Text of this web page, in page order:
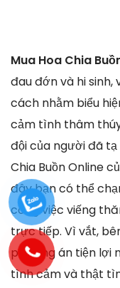
Mua Hoa Chia
đau đớn và hi sinh,
cách nhằm biểu
cảm tình thâm
đội của người đã tạ
Chia Buồn Online
đây bạn có thể
công việc viếng
trực tiếp. Vì vắt,
phương án tiện lợi
tình cảm và thật